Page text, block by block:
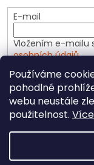
Používáme
pohodlné
webu neustále
použitelnost.
E-mail
Vložením e-mailu
osobních údajů
PŘIHLÁSIT SE